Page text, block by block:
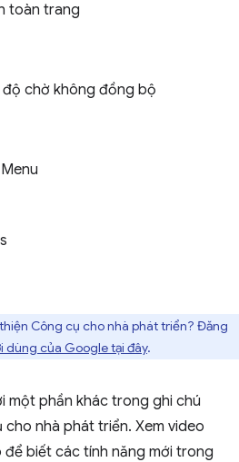
toàn trang
chờ không đồng bộ
Công cụ cho nhà phát triển? Đăng
dùng của Google tại đây.
một phần khác trong ghi chú
nhà phát triển. Xem video
biết các tính năng mới trong